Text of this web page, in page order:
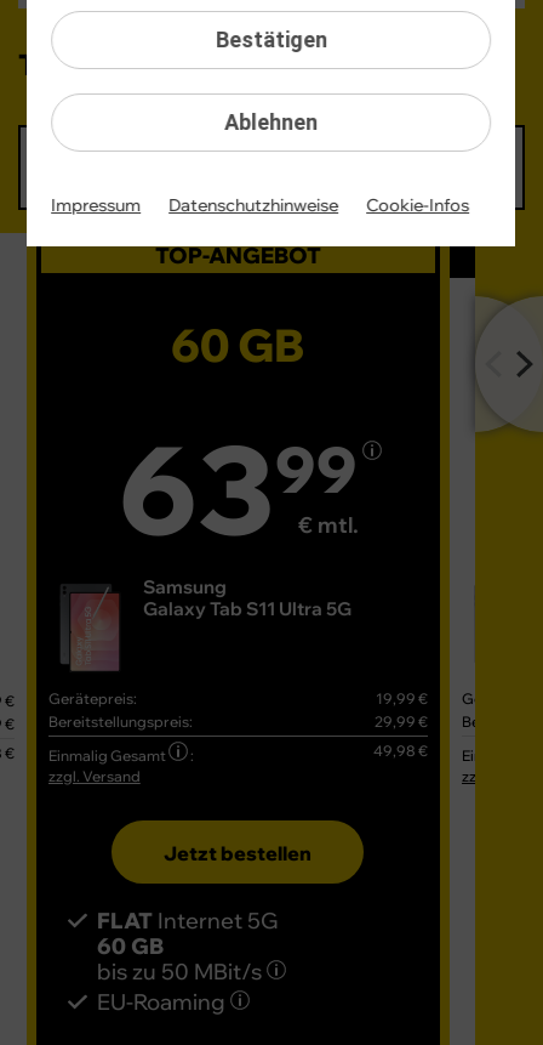
Tarif auswählen:
10 GB 30 GB 60 GB 80 GB
€
€
€
TOP-ANGEBOT
60 GB
6399
€ mtl.
Samsung
Galaxy Tab S11 Ultra 5G
Gerätepreis:
19,99 €
Bereitstellungspreis:
29,99 €
Einmalig Gesamt
:
49,98 €
zzgl. Versand
Jetzt bestellen
FLATInternet 5G
60 GB
bis zu 50 MBit/s
EU-Roaming
Einmalig
zzgl.
Ablehnen
Bestätigen
Impressum Datenschutzhinweise Cookie-Infos